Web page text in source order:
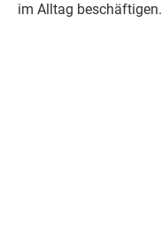
im Alltag beschäftigen.